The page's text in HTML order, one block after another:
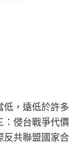
低，遠低於許多
：侵台戰爭代價
反共聯盟國家合